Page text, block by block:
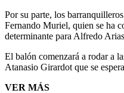
Por su parte, los
Fernando Muriel, quien se ha
determinante para Alfredo
El balón comenzará a rodar a
Atanasio Girardot que se
VER MÁS